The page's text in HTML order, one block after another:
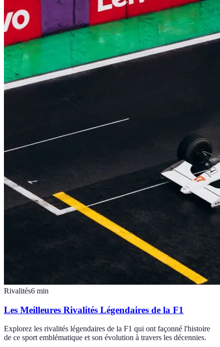
Rivalités6 min
Les Meilleures Rivalités Légendaires de la F1
Explorez les rivalités légendaires de la F1 qui ont façonné l'histoire
de ce sport emblématique et son évolution à travers les décennies.